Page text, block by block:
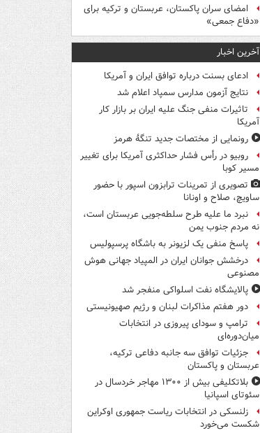
امضای سران پاکستان، عربستان و ترکیه برای
«دفاع جمعی»
آخرین اخبار
ادعای بسنت درباره توافق ایران و آمریکا
نتایج آزمون مدارس سمپاد اعلام شد
تاثیرات منفی جنگ علیه ایران بر بازار کار
آمریکا
رونمایی از مختصات جدید تنگۀ هرمز
روبیو در رأس فشار حداکثری آمریکا برای تغییر
مسیر کوبا
تصویری از تمرینات ترابزون اسپور با حضور
ساویچ، صلاح و اونانا
نبرد ما علیه طرح سلطه‌جویی عربستان است،
نه مردم جنوب یمن
پاسخ منفی یک لزیونر به باشگاه پرسپولیس
درخشش جوانان ایران در المپیاد جهانی هوش
مصنوعی
پالایشگاه نفت اسلواکی منفجر شد
دور هفتم مذاکرات لبنان و رژیم صهیونیستی
ترامپ و سودای پیروزی در انتخابات
میان‌دوره‌ای
جزئیات توافق سه جانبه دفاعی ترکیه،
عربستان و پاکستان
بلاتکلیفی بیش از ۱۳۰۰ مهاجر خردسال در
سئوتای اسپانیا
زلنسکی در انتخابات ریاست جمهوری اوکراین
شکست می‌خورد